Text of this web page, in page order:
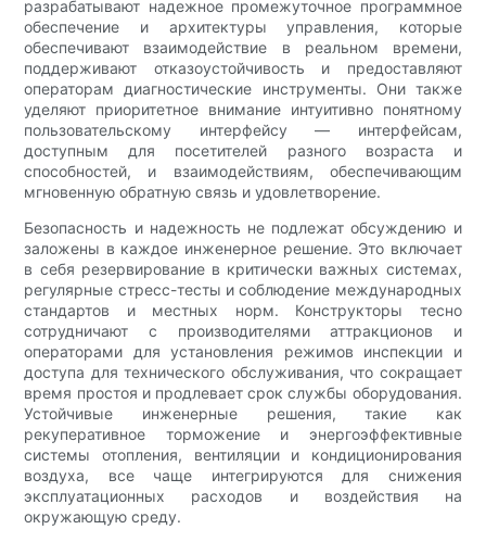
разрабатывают надежное промежуточное программное
обеспечение и архитектуры управления, которые
обеспечивают взаимодействие в реальном времени,
поддерживают отказоустойчивость и предоставляют
операторам диагностические инструменты. Они также
уделяют приоритетное внимание интуитивно понятному
пользовательскому интерфейсу — интерфейсам,
доступным для посетителей разного возраста и
способностей, и взаимодействиям, обеспечивающим
мгновенную обратную связь и удовлетворение.
Безопасность и надежность не подлежат обсуждению и
заложены в каждое инженерное решение. Это включает
в себя резервирование в критически важных системах,
регулярные стресс-тесты и соблюдение международных
стандартов и местных норм. Конструкторы тесно
сотрудничают с производителями аттракционов и
операторами для установления режимов инспекции и
доступа для технического обслуживания, что сокращает
время простоя и продлевает срок службы оборудования.
Устойчивые инженерные решения, такие как
рекуперативное торможение и энергоэффективные
системы отопления, вентиляции и кондиционирования
воздуха, все чаще интегрируются для снижения
эксплуатационных расходов и воздействия на
окружающую среду.